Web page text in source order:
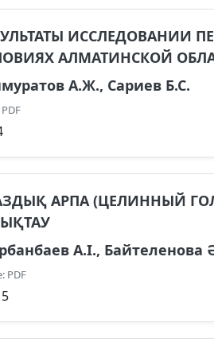
ИССЛЕДОВАНИИ
АЛМАТИНСКОЙ
А.Ж., Сариев Б.С.
АРПА (ЦЕЛИННЫЙ
А.І.,
PDF